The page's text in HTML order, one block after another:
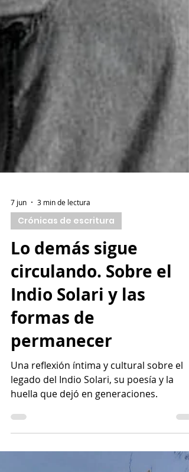
7 jun 3 min de lectura
Crónicas de escritura
Lo demás sigue
circulando. Sobre el
Indio Solari y las
formas de
permanecer
Una reflexión íntima y cultural sobre el
legado del Indio Solari, su poesía y la
huella que dejó en generaciones.